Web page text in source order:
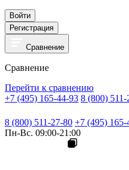
Войти
Регистрация
Сравнение
Сравнение
Перейти к сравнению
+7 (495) 165-44-93 8 (800) 511-
8 (800) 511-27-80 +7 (495) 165-
Пн-Вс. 09:00-21:00